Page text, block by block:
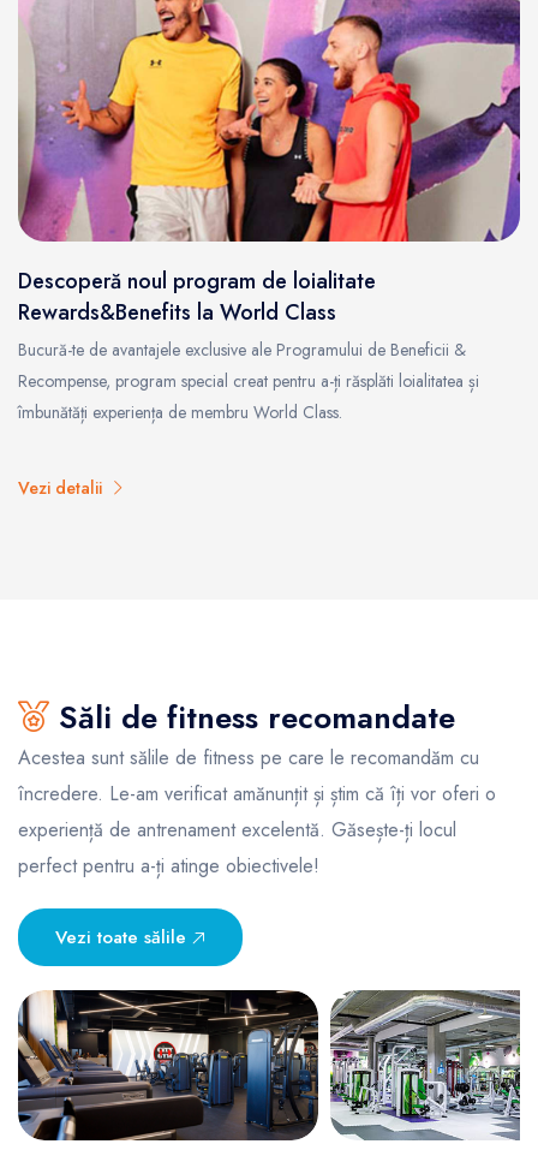
Descoperă noul program de loialitate
Rewards&Benefits la World Class
Bucură-te de avantajele exclusive ale Programului de Beneficii &
Recompense, program special creat pentru a-ți răsplăti loialitatea și
îmbunătăți experiența de membru World Class.
Vezi detalii
Săli de fitness recomandate
Acestea sunt sălile de fitness pe care le recomandăm cu
încredere. Le-am verificat amănunțit și știm că îți vor oferi o
experiență de antrenament excelentă. Găsește-ți locul
perfect pentru a-ți atinge obiectivele!
Vezi toate sălile